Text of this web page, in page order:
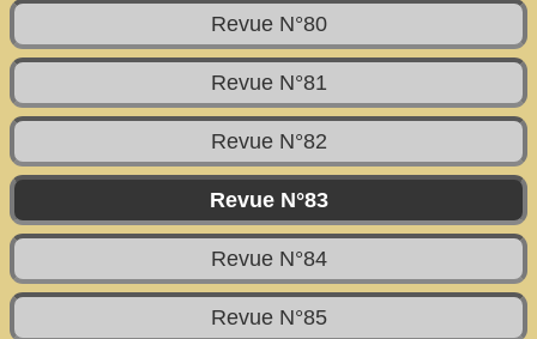
Revue N°80
Revue N°81
Revue N°82
Revue N°83
Revue N°84
Revue N°85